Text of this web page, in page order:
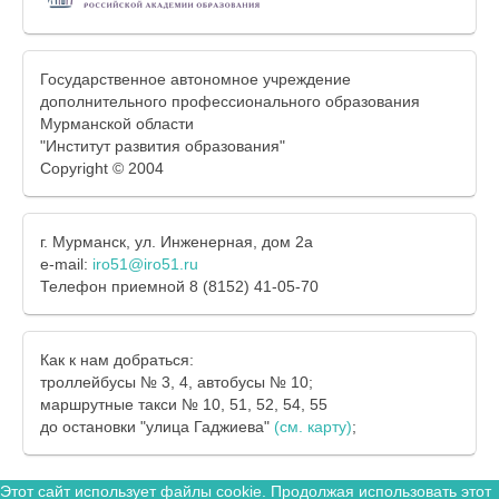
Государственное автономное учреждение
дополнительного профессионального образования
Мурманской области
"Институт развития образования"
Copyright © 2004
г. Мурманск, ул. Инженерная, дом 2а
e-mail: iro51@iro51.ru
Телефон приемной 8 (8152) 41-05-70
Как к нам добраться:
троллейбусы № 3, 4, автобусы № 10;
маршрутные такси № 10, 51, 52, 54, 55
до остановки "улица Гаджиева" (см. карту);
Этот сайт использует файлы cookie. Продолжая использовать этот